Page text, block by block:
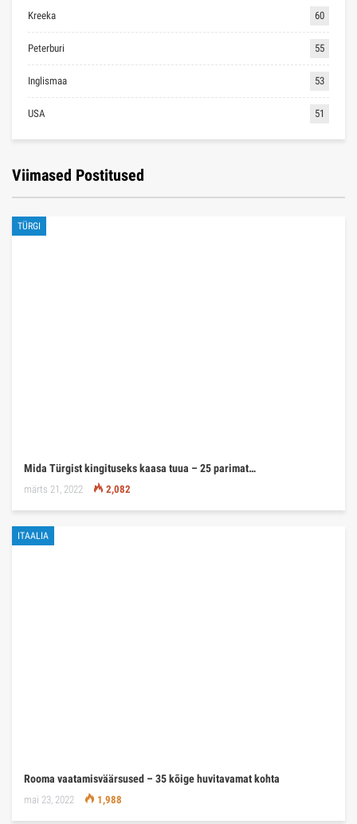
Kreeka 60
Peterburi 55
Inglismaa 53
USA 51
Viimased Postitused
TÜRGI
Mida Türgist kingituseks kaasa tuua – 25 parimat…
märts 21, 2022 2,082
ITAALIA
Rooma vaatamisväärsused – 35 kõige huvitavamat kohta
mai 23, 2022 1,988